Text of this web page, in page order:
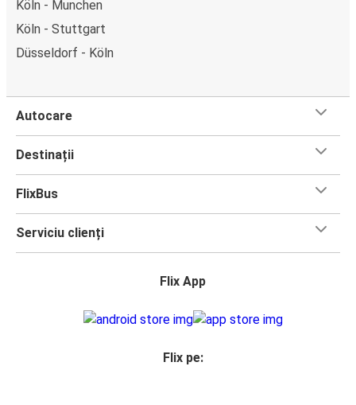
Köln - Munchen
Köln - Stuttgart
Düsseldorf - Köln
Autocare
Destinații
FlixBus
Serviciu clienți
Flix App
Flix pe: